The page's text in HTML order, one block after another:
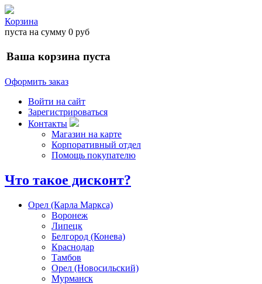
Корзина
пуста на сумму 0 руб
Ваша корзина пуста
Оформить заказ
Войти на сайт
Зарегистрироваться
Контакты
Магазин на карте
Корпоративный отдел
Помощь покупателю
Что такое дисконт?
Орел (Карла Маркса)
Воронеж
Липецк
Белгород (Конева)
Краснодар
Тамбов
Орел (Новосильский)
Мурманск